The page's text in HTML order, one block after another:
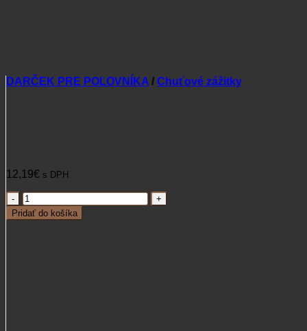
DARČEK PRE POĽOVNÍKA / Chuťové zážitky
12,19€ s DPH
množstvo
Výberová
káva
Pridať do košíka